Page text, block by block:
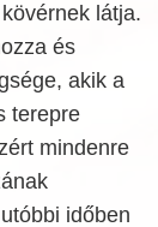
látja.
és
akik a
terepre
mindenre
időben